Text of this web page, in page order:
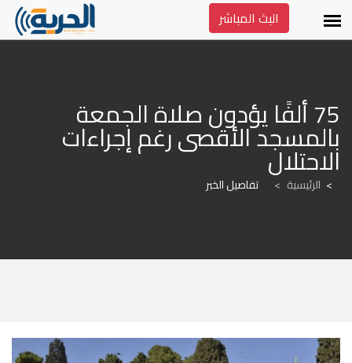
البث المباشر
الاحتلال
الرئيسية > تفاصيل الخبر